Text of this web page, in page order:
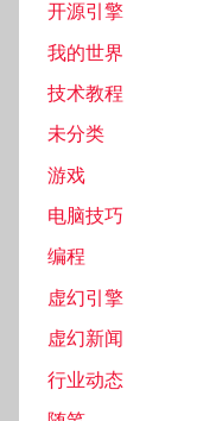
开源引擎
我的世界
技术教程
未分类
游戏
电脑技巧
编程
虚幻引擎
虚幻新闻
行业动态